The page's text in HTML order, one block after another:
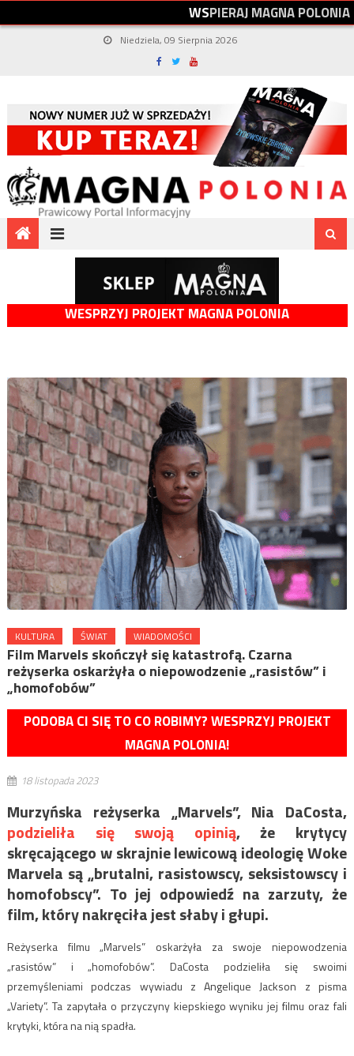
WSPIERAJMAGNAPOLONIA
Niedziela, 09 Sierpnia 2026
WESPRZYJ PROJEKT MAGNA POLONIA
KULTURA ŚWIAT WIADOMOŚCI
Film Marvels skończył się katastrofą. Czarna
reżyserka oskarżyła o niepowodzenie „rasistów” i
„homofobów”
PODOBA CI SIĘ TO CO ROBIMY? WESPRZYJ PROJEKT
MAGNA POLONIA!
18 listopada 2023
Murzyńska reżyserka „Marvels”, Nia DaCosta,
podzieliła się swoją opinią, że krytycy
skręcającego w skrajnie lewicową ideologię Woke
Marvela są „brutalni, rasistowscy, seksistowscy i
homofobscy”. To jej odpowiedź na zarzuty, że
film, który nakręciła jest słaby i głupi.
Reżyserka filmu „Marvels” oskarżyła za swoje niepowodzenia
„rasistów” i „homofobów”. DaCosta podzieliła się swoimi
przemyśleniami podczas wywiadu z Angelique Jackson z pisma
„Variety”. Ta zapytała o przyczyny kiepskiego wyniku jej filmu oraz fali
krytyki, która na nią spadła.